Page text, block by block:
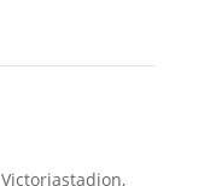
Victoriastadion,